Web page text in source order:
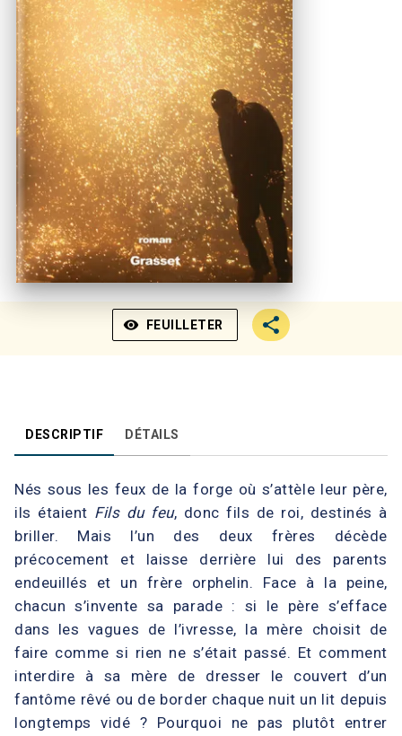
visibility FEUILLETER
DESCRIPTIF DÉTAILS
Nés sous les feux de la forge où s’attèle leur père,
ils étaient Fils du feu, donc fils de roi, destinés à
briller. Mais l’un des deux frères décède
précocement et laisse derrière lui des parents
endeuillés et un frère orphelin. Face à la peine,
chacun s’invente sa parade : si le père s’efface
dans les vagues de l’ivresse, la mère choisit de
faire comme si rien ne s’était passé. Et comment
interdire à sa mère de dresser le couvert d’un
fantôme rêvé ou de border chaque nuit un lit depuis
longtemps vidé ? Pourquoi ne pas plutôt entrer